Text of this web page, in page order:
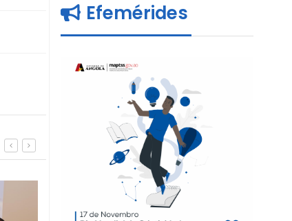
Efemérides